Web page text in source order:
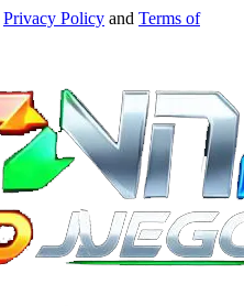
Privacy Policy and Terms of